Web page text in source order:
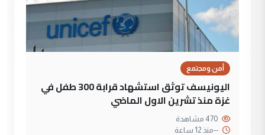
أمن ومجتمع
اليونيسف توثق استشهاد قرابة 300 طفل في
غزة منذ تشرين الاول الماضي
--منذ 12 ساعة